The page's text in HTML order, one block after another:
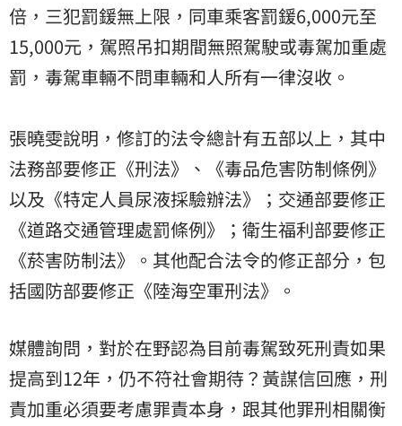
倍，三犯罰鍰無上限，同車乘客罰鍰6,000元至
15,000元，駕照吊扣期間無照駕駛或毒駕加重處
罰，毒駕車輛不問車輛和人所有一律沒收。
張曉雯說明，修訂的法令總計有五部以上，其中
法務部要修正《刑法》、《毒品危害防制條例》
以及《特定人員尿液採驗辦法》；交通部要修正
《道路交通管理處罰條例》；衛生福利部要修正
《菸害防制法》。其他配合法令的修正部分，包
括國防部要修正《陸海空軍刑法》。
媒體詢問，對於在野認為目前毒駕致死刑責如果
提高到12年，仍不符社會期待？黃謀信回應，刑
責加重必須要考慮罪責本身，跟其他罪刑相關衡